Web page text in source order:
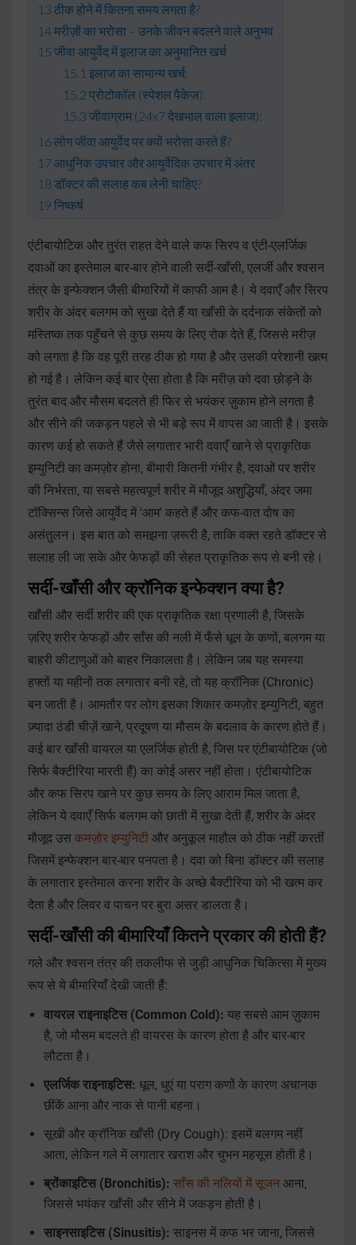
ठीक होने में कितना समय लगता है?
मरीज़ों का भरोसा – उनके जीवन बदलने वाले अनुभव
जीवा आयुर्वेद में इलाज का अनुमानित खर्च
इलाज का सामान्य खर्च:
प्रोटोकॉल (स्पेशल पैकेज):
जीवाग्राम (24x7 देखभाल वाला इलाज):
लोग जीवा आयुर्वेद पर क्यों भरोसा करते हैं?
आधुनिक उपचार और आयुर्वेदिक उपचार में अंतर
डॉक्टर की सलाह कब लेनी चाहिए?
निष्कर्ष
एंटीबायोटिक और तुरंत राहत देने वाले कफ सिरप व एंटी-एलर्जिक
दवाओं का इस्तेमाल बार-बार होने वाली सर्दी-खाँसी, एलर्जी और श्वसन
तंत्र के इन्फेक्शन जैसी बीमारियों में काफी आम है। ये दवाएँ और सिरप
शरीर के अंदर बलगम को सुखा देते हैं या खाँसी के दर्दनाक संकेतों को
मस्तिष्क तक पहुँचने से कुछ समय के लिए रोक देते हैं, जिससे मरीज़
को लगता है कि वह पूरी तरह ठीक हो गया है और उसकी परेशानी खत्म
हो गई है। लेकिन कई बार ऐसा होता है कि मरीज़ को दवा छोड़ने के
तुरंत बाद और मौसम बदलते ही फिर से भयंकर ज़ुकाम होने लगता है
और सीने की जकड़न पहले से भी बड़े रूप में वापस आ जाती है। इसके
कारण कई हो सकते हैं जैसे लगातार भारी दवाएँ खाने से प्राकृतिक
इम्युनिटी का कमज़ोर होना, बीमारी कितनी गंभीर है, दवाओं पर शरीर
की निर्भरता, या सबसे महत्वपूर्ण शरीर में मौजूद अशुद्धियाँ, अंदर जमा
टॉक्सिन्स जिसे आयुर्वेद में 'आम' कहते हैं और कफ-वात दोष का
असंतुलन। इस बात को समझना ज़रूरी है, ताकि वक्त रहते डॉक्टर से
सलाह ली जा सके और फेफड़ों की सेहत प्राकृतिक रूप से बनी रहे।
सर्दी-खाँसी और क्रॉनिक इन्फेक्शन क्या है?
खाँसी और सर्दी शरीर की एक प्राकृतिक रक्षा प्रणाली है, जिसके
ज़रिए शरीर फेफड़ों और साँस की नली में फँसे धूल के कणों, बलगम या
बाहरी कीटाणुओं को बाहर निकालता है। लेकिन जब यह समस्या
हफ्तों या महीनों तक लगातार बनी रहे, तो यह क्रॉनिक (Chronic)
बन जाती है। आमतौर पर लोग इसका शिकार कमज़ोर इम्युनिटी, बहुत
ज़्यादा ठंडी चीज़ें खाने, प्रदूषण या मौसम के बदलाव के कारण होते हैं।
कई बार खाँसी वायरल या एलर्जिक होती है, जिस पर एंटीबायोटिक (जो
सिर्फ बैक्टीरिया मारती हैं) का कोई असर नहीं होता। एंटीबायोटिक
और कफ सिरप खाने पर कुछ समय के लिए आराम मिल जाता है,
लेकिन ये दवाएँ सिर्फ बलगम को छाती में सुखा देती हैं, शरीर के अंदर
मौजूद उस कमज़ोर इम्युनिटी और अनुकूल माहौल को ठीक नहीं करतीं
जिसमें इन्फेक्शन बार-बार पनपता है। दवा को बिना डॉक्टर की सलाह
के लगातार इस्तेमाल करना शरीर के अच्छे बैक्टीरिया को भी खत्म कर
देता है और लिवर व पाचन पर बुरा असर डालता है।
सर्दी-खाँसी की बीमारियाँ कितने प्रकार की होती हैं?
गले और श्वसन तंत्र की तकलीफ से जुड़ी आधुनिक चिकित्सा में मुख्य
रूप से ये बीमारियाँ देखी जाती हैं:
वायरल राइनाइटिस (Common Cold): यह सबसे आम ज़ुकाम
है, जो मौसम बदलते ही वायरस के कारण होता है और बार-बार
लौटता है।
एलर्जिक राइनाइटिस: धूल, धुएं या पराग कणों के कारण अचानक
छींकें आना और नाक से पानी बहना।
सूखी और क्रॉनिक खाँसी (Dry Cough): इसमें बलगम नहीं
आता, लेकिन गले में लगातार खराश और चुभन महसूस होती है।
ब्रोंकाइटिस (Bronchitis): साँस की नलियों में सूजन आना,
जिससे भयंकर खाँसी और सीने में जकड़न होती है।
साइनसाइटिस (Sinusitis): साइनस में कफ भर जाना, जिससे